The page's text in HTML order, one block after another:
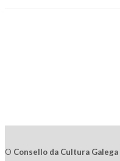
O Consello da Cultura Galega